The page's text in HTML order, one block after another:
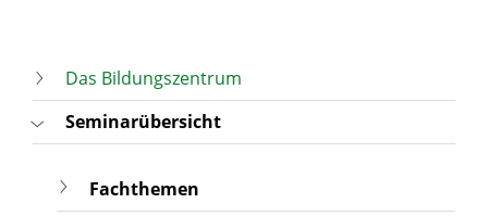
Das Bildungszentrum
Seminarübersicht
Fachthemen